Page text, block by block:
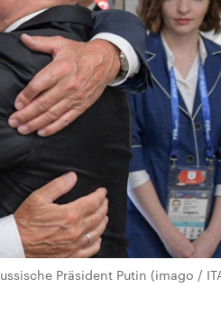
Präsident Putin (imago /